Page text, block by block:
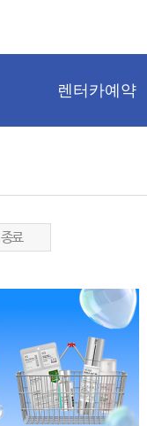
렌터카예약
종료